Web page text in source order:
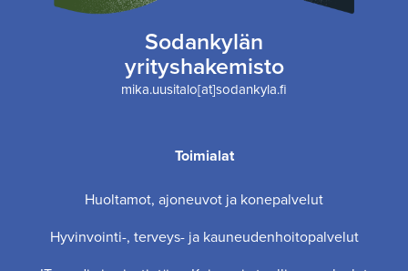
Sodankylän
yrityshakemisto
mika.uusitalo[at]sodankyla.fi
Toimialat
Huoltamot, ajoneuvot ja konepalvelut
Hyvinvointi-, terveys- ja kauneudenhoitopalvelut